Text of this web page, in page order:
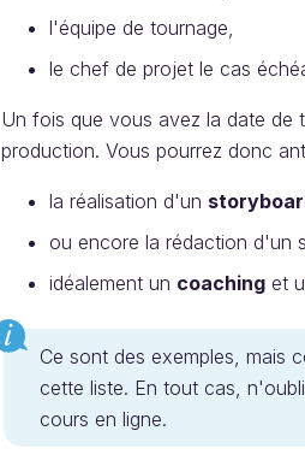
l'équipe de tournage,
le chef de projet le cas
Un fois que vous avez la date de
production. Vous pourrez donc
la réalisation d'un
ou encore la rédaction d'un
idéalement un coaching et
Ce sont des exemples, mais
cette liste. En tout cas,
cours en ligne.